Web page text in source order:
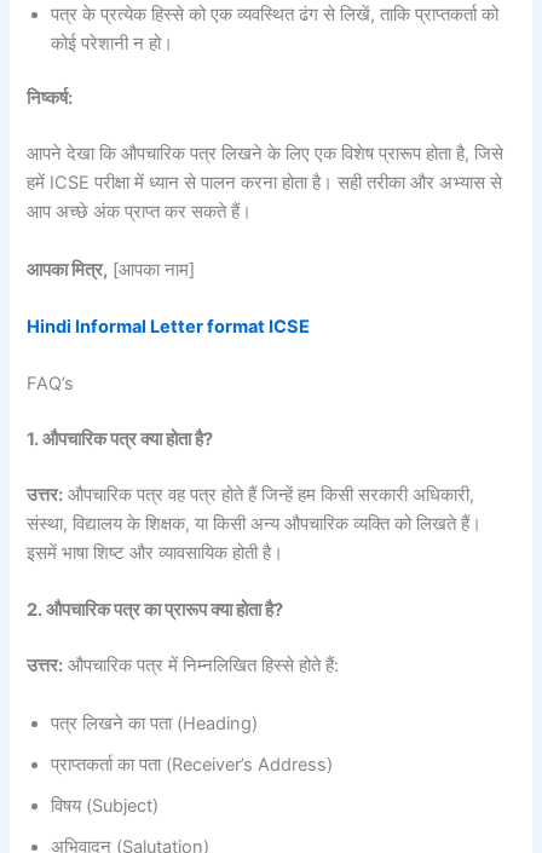
पत्र के प्रत्येक हिस्से को एक व्यवस्थित ढंग से लिखें, ताकि प्राप्तकर्ता को
कोई परेशानी न हो।
निष्कर्ष:
आपने देखा कि औपचारिक पत्र लिखने के लिए एक विशेष प्रारूप होता है, जिसे
हमें ICSE परीक्षा में ध्यान से पालन करना होता है। सही तरीका और अभ्यास से
आप अच्छे अंक प्राप्त कर सकते हैं।
आपका मित्र, [आपका नाम]
Hindi Informal Letter format ICSE
FAQ’s
1. औपचारिक पत्र क्या होता है?
उत्तर: औपचारिक पत्र वह पत्र होते हैं जिन्हें हम किसी सरकारी अधिकारी,
संस्था, विद्यालय के शिक्षक, या किसी अन्य औपचारिक व्यक्ति को लिखते हैं।
इसमें भाषा शिष्ट और व्यावसायिक होती है।
2. औपचारिक पत्र का प्रारूप क्या होता है?
उत्तर: औपचारिक पत्र में निम्नलिखित हिस्से होते हैं:
पत्र लिखने का पता (Heading)
प्राप्तकर्ता का पता (Receiver’s Address)
विषय (Subject)
अभिवादन (Salutation)